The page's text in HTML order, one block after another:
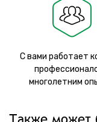
С вами работает
многолетним